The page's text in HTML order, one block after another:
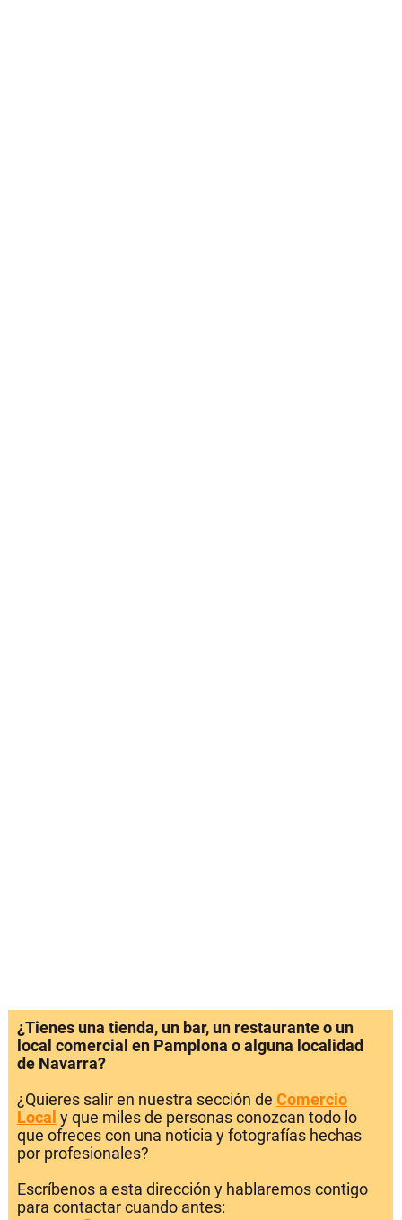
¿Tienes una tienda, un bar, un restaurante o un
local comercial en Pamplona o alguna localidad
de Navarra?
¿Quieres salir en nuestra sección de Comercio
Local y que miles de personas conozcan todo lo
que ofreces con una noticia y fotografías hechas
por profesionales?
Escríbenos a esta dirección y hablaremos contigo
para contactar cuando antes: